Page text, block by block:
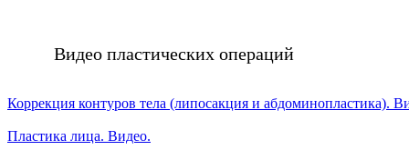
Видео пластических операций
Коррекция контуров тела (липосакция и абдоминопластика).
Пластика лица. Видео.